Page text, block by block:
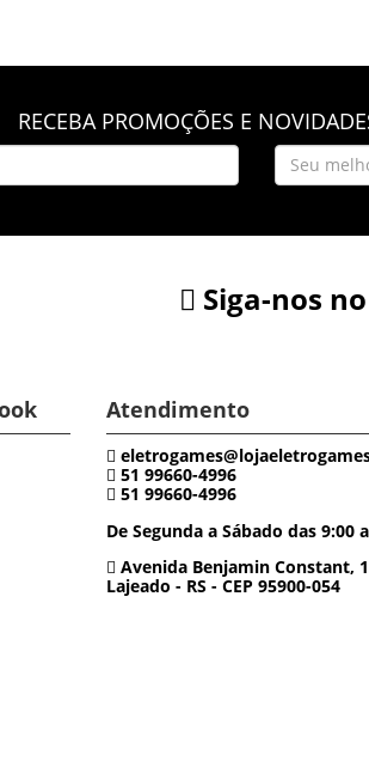
RECEBA PROMOÇÕES E
Siga-nos
Atendimento
51 99660-4996
51 99660-4996
De Segunda a Sábado das 9:00
Avenida Benjamin Constant,
Lajeado - RS - CEP 95900-054